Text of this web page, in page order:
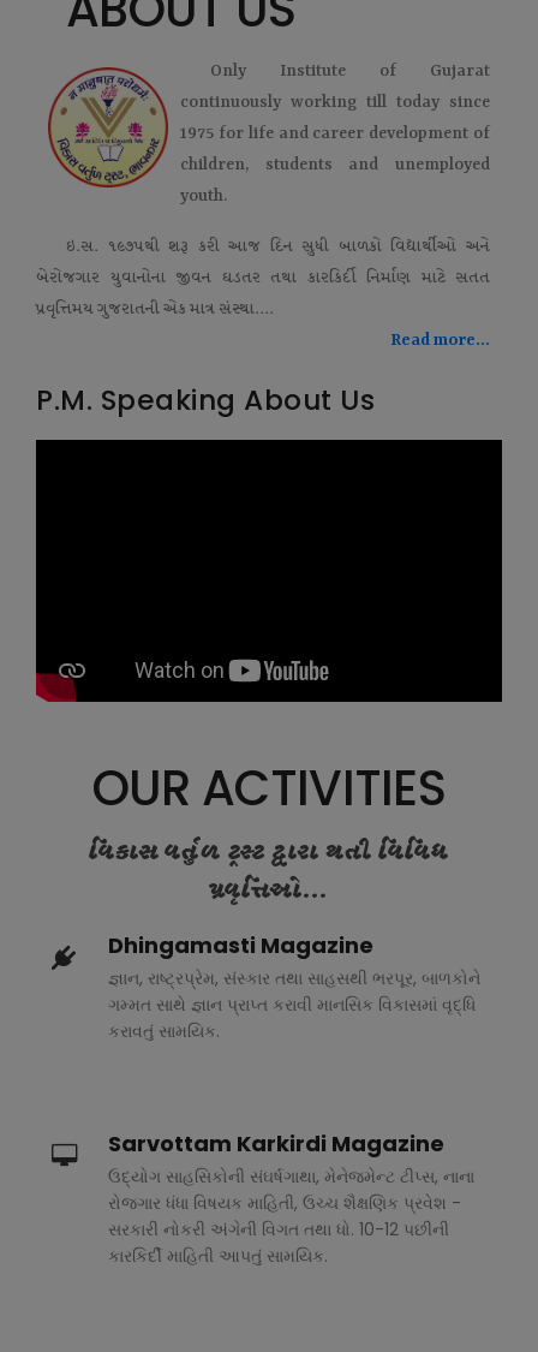
Only Institute of Gujarat
continuously working till today since
1975 for life and career development of
children, students and unemployed
youth.
ઇ.સ. ૧૯૭૫થી શરૂ કરી આજ દિન સુધી બાળકો વિદ્યાર્થીઓ અને
બેરોજગાર યુવાનોના જીવન ઘડતર તથા કારકિર્દી નિર્માણ માટે સતત
પ્રવૃત્તિમય ગુજરાતની એક માત્ર સંસ્થા....
Read more...
P.M. Speaking About Us
OUR ACTIVITIES
વિકાસ વર્તુળ ટ્રસ્ટ દ્વારા થતી વિવિધ
પ્રવૃત્તિઓ...
Dhingamasti Magazine
જ્ઞાન, રાષ્ટ્રપ્રેમ, સંસ્કાર તથા સાહસથી ભરપૂર, બાળકોને
ગમ્મત સાથે જ્ઞાન પ્રાપ્ત કરાવી માનસિક વિકાસમાં વૃદ્ધિ
કરાવતું સામયિક.
Sarvottam Karkirdi Magazine
ઉદ્યોગ સાહસિકોની સંઘર્ષગાથા, મેનેજમેન્ટ ટીપ્સ, નાના
રોજગાર ધંધા વિષયક માહિતી, ઉચ્ચ શૈક્ષણિક પ્રવેશ -
સરકારી નોકરી અંગેની વિગત તથા ધો. 10-12 પછીની
કારકિર્દી માહિતી આપતું સામયિક.